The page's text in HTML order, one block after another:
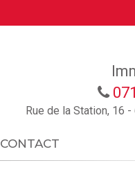
Rue de la Station, 16
CONTACT